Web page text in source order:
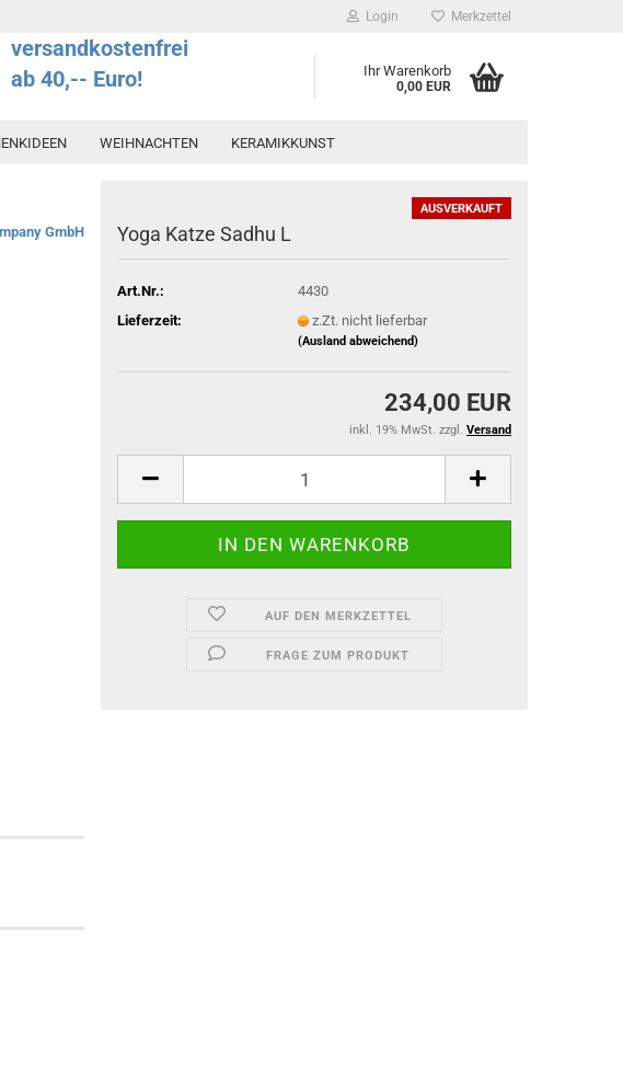
Login Merkzettel
versandkostenfrei
ab 40,-- Euro!
Ihr Warenkorb
0,00 EUR
WEIHNACHTEN KERAMIKKUNST
GmbH
AUSVERKAUFT
Yoga Katze Sadhu L
Art.Nr.:
4430
Lieferzeit:
z.Zt. nicht lieferbar
(Ausland abweichend)
234,00 EUR
inkl. 19% MwSt. zzgl. Versand
AUF DEN MERKZETTEL
FRAGE ZUM PRODUKT